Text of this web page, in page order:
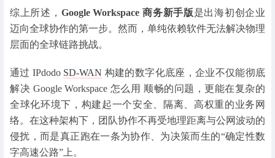
综上所述， Google Workspace 商务新手版是出海初创企业
迈向全球协作的第一步。然而，单纯依赖软件无法解决物理
层面的全球链路挑战。
通过IPdodo SD-WAN 构建的数字化底座，企业不仅能彻底
解决 Google Workspace 怎么用 顺畅的问题，更能在复杂的
全球化环境下，构建起一个安全、隔离、高权重的业务网
络。在这种架构下，团队协作不再受地理距离与公网波动的
侵扰，而是真正跑在一条为协作、为决策而生的“确定性数
字高速公路”上。